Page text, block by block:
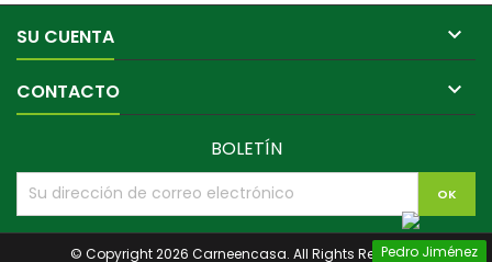
SU CUENTA 
CONTACTO 
Pedro Jiménez
BOLETÍN
© Copyright 2026 Carneencasa. All Rights Reserved.